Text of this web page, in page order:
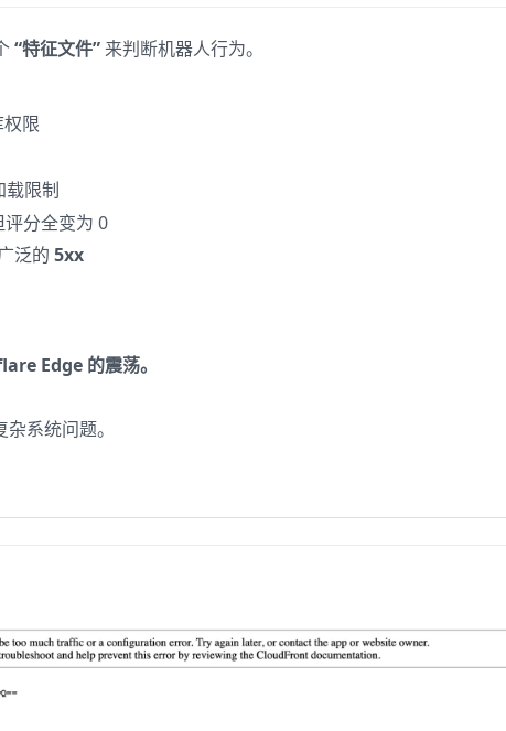
“特征文件” 来判断机器人行为。
限
载限制
分全变为 0
泛的5xx
Edge 的震荡。
系统问题。